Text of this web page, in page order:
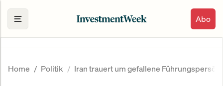
Abo
Home Politik Iran trauert um gefallene